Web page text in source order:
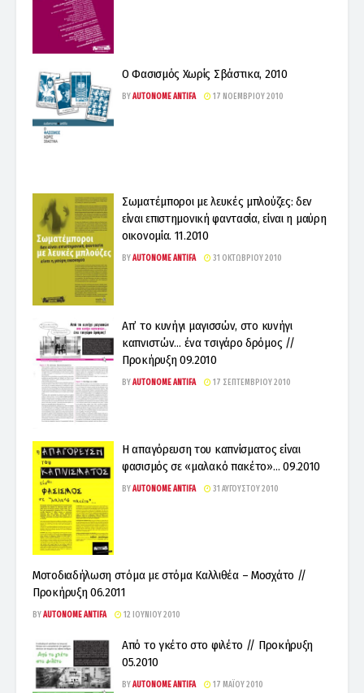
Ο Φασισμός Χωρίς Σβάστικα, 2010
BYAUTONOME ANTIFA 17 ΝΟΕΜΒΡΊΟΥ 2010
Σωματέμποροι με λευκές μπλούζες: δεν
είναι επιστημονική φαντασία, είναι η μαύρη
οικονομία. 11.2010
BYAUTONOME ANTIFA 31 ΟΚΤΩΒΡΊΟΥ 2010
Aπ’ το κυνήγι μαγισσών, στο κυνήγι
καπνιστών… ένα τσιγάρο δρόμος //
Προκήρυξη 09.2010
BYAUTONOME ANTIFA 17 ΣΕΠΤΕΜΒΡΊΟΥ 2010
Η απαγόρευση του καπνίσματος είναι
φασισμός σε «μαλακό πακέτο»… 09.2010
BYAUTONOME ANTIFA 31 ΑΥΓΟΎΣΤΟΥ 2010
Μοτοδιαδήλωση στόμα με στόμα Kαλλιθέα – Μοσχάτο //
Προκήρυξη 06.2011
BYAUTONOME ANTIFA 12 ΙΟΥΝΊΟΥ 2010
Από το γκέτο στο φιλέτο // Προκήρυξη
05.2010
BYAUTONOME ANTIFA 17 ΜΑΪ́ΟΥ 2010